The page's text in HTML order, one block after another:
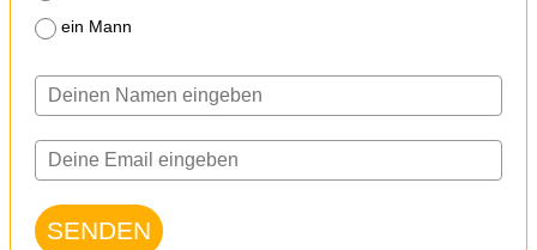
ein Mann
SENDEN